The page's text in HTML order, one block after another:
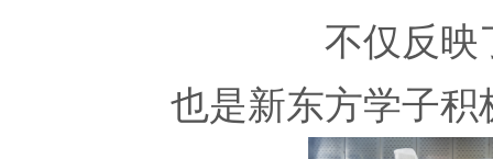
不仅反映
也是新东方学子